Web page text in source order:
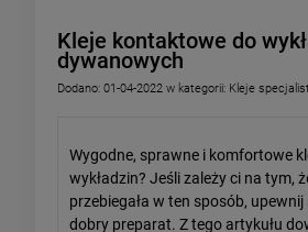
Kleje kontaktowe do
dywanowych
Dodano: 01-04-2022 w kategorii: Kleje
Wygodne, sprawne i komfortowe
wykładzin? Jeśli zależy ci na tym,
przebiegała w ten sposób, upewnij
dobry preparat. Z tego artykułu